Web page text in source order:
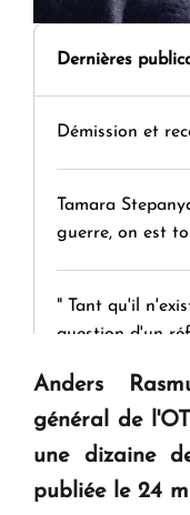
Dernières
Démission et
Tamara
guerre, on est
" Tant qu'il
question d'un
KASA : 30 ans
Anders
général de
une dizaine
publiée le 24